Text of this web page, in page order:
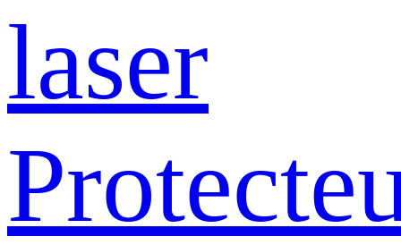
laser